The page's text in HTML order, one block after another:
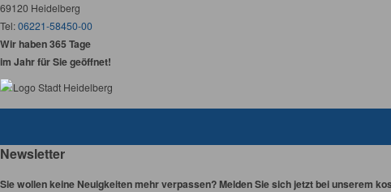
69120 Heidelberg
Tel:06221-58450-00
Wir haben 365 Tage
im Jahr für Sie geöffnet!
Newsletter
Sie wollen keine Neuigkeiten mehr verpassen? Melden Sie sich jetzt bei unserem